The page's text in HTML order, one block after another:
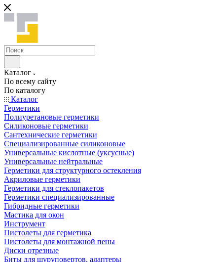
Каталог
По всему сайту
По каталогу
Каталог
Герметики
Полиуретановые герметики
Силиконовые герметики
Сантехнические герметики
Специализированные силиконовые
Универсальные кислотные (уксусные)
Универсальные нейтральные
Герметики для структурного остекления
Акриловые герметики
Герметики для стеклопакетов
Герметики специализированные
Гибридные герметики
Мастика для окон
Инструмент
Пистолеты для герметика
Пистолеты для монтажной пены
Диски отрезные
Биты для шуруповертов, адаптеры